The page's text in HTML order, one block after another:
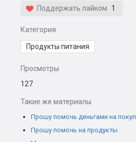
Поддержать лайком 1
Категория
Продукты питания
Просмотры
127
Такие же материалы
Прошу помочь деньгами на
Прошу помочь на продукты.